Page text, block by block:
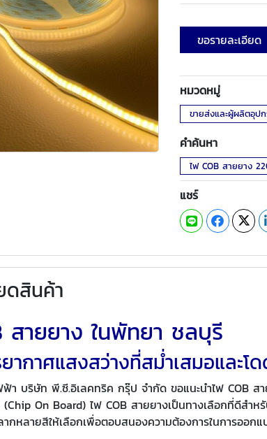
ขอรายละเอียด
หมวดหมู่
ขายส่งและผู้ผลิตอุป
คำค้นหา
ไฟ COB สายยาง
แชร์
ดสินค้า
สายยาง ในพัทยา ชลบุรี
ากาศแสงสว่างที่สม่ำเสมอและ
ฟ้า บริษัท พี.ซี.อิเลคทริค กรุ๊ป จำกัด ขอแนะนำไฟ COB
(Chip On Board) ไฟ COB สายยางเป็นทางเลือกที่ดีสำ
กหลายสีให้เลือกเพื่อตอบสนองความต้องการในการออกแ